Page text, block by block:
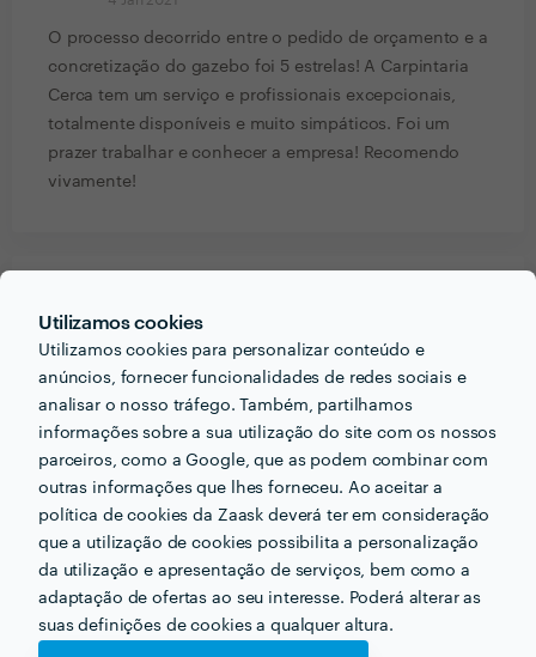
Utilizamos cookies
Utilizamos cookies para personalizar conteúdo e
anúncios, fornecer funcionalidades de redes sociais e
analisar o nosso tráfego. Também, partilhamos
informações sobre a sua utilização do site com os nossos
parceiros, como a Google, que as podem combinar com
outras informações que lhes forneceu. Ao aceitar a
política de cookies da Zaask deverá ter em consideração
que a utilização de cookies possibilita a personalização
da utilização e apresentação de serviços, bem como a
adaptação de ofertas ao seu interesse. Poderá alterar as
suas definições de cookies a qualquer altura.
O processo decorrido entre o pedido de orçamento e a
concretização do gazebo foi 5 estrelas! A Carpintaria
Cerca tem um serviço e profissionais excepcionais,
totalmente disponíveis e muito simpáticos. Foi um
prazer trabalhar e conhecer a empresa! Recomendo
vivamente!